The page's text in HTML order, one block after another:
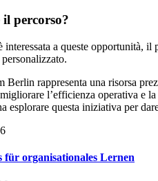
percorso?
interessata a queste opportunità,
Berlin rappresenta una risorsa
l’efficienza operativa e
esplorare questa iniziativa per
für organisationales Lernen